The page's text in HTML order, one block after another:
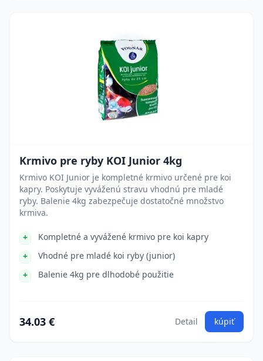
Krmivo pre ryby KOI Junior 4kg
Krmivo KOI Junior je kompletné krmivo určené pre koi
kapry. Poskytuje vyváženú stravu vhodnú pre mladé
ryby. Balenie 4kg zabezpečuje dostatočné množstvo
krmiva.
Kompletné a vyvážené krmivo pre koi kapry
Vhodné pre mladé koi ryby (junior)
Balenie 4kg pre dlhodobé použitie
34.03 € Detail kúpiť